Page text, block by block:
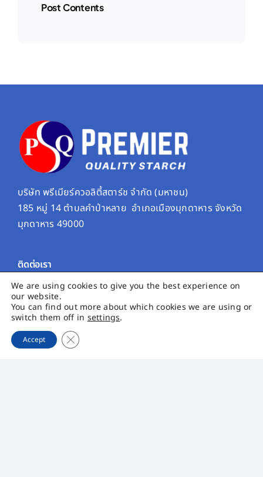
Post Contents
บริษัท พรีเมียร์ควอลิตี้สตาร์ช จํากัด (มหาชน)
185 หมู่ 14 ตำบลคำป่าหลาย อำเภอเมืองมุกดาหาร จังหวัด
มุกดาหาร 49000
ติดต่อเรา
Sales
International :sales_inter@pqstarch.com
Domestic :sales_domestic@pqstarch.com
ฝ่ายประชาสัมพันธ์ :
We are using cookies to give you the best experience on
our website.
You can find out more about which cookies we are using or
switch them off in settings.
Accept Close GDPR Cookie Banner